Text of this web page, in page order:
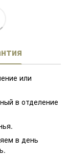
или
в отделение
в день